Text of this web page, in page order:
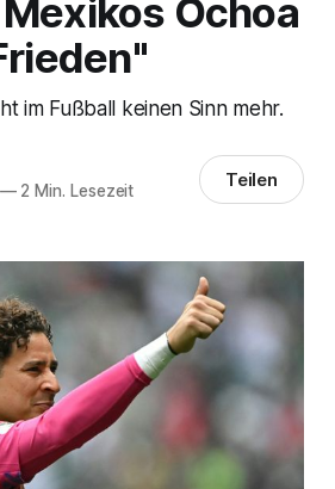
Ochoa
im Fußball keinen Sinn mehr.
—2 Min. Lesezeit Teilen